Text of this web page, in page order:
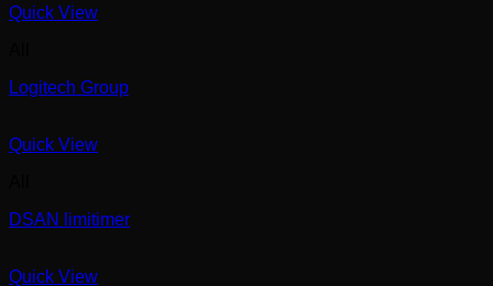
Quick View
Logitech Group
Quick View
DSAN limitimer
Quick View